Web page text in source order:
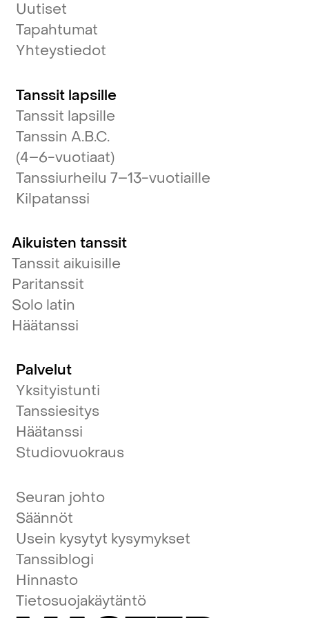
Uutiset
Tapahtumat
Yhteystiedot
Tanssit lapsille
Tanssit lapsille
Tanssin A.B.C.
(4–6-vuotiaat)
Tanssiurheilu 7–13-vuotiaille
Kilpatanssi
Aikuisten tanssit
Tanssit aikuisille
Paritanssit
Solo latin
Häätanssi
Palvelut
Yksityistunti
Tanssiesitys
Häätanssi
Studiovuokraus
Seuran johto
Säännöt
Usein kysytyt kysymykset
Tanssiblogi
Hinnasto
Tietosuojakäytäntö